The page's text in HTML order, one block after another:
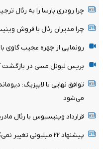
چرا رودری بارسا را به رئال
چرا مدیران رئال با فروش
رونمایی از چهره عجیب گاوی
بریس لیونل مسی در بازگشت
می‌شود
قرارداد وینیسیوس با رئال مادرید تا ۲۰۳۱
پیشنهاد ۲۲ میلیونی تغییر نمی‌کند